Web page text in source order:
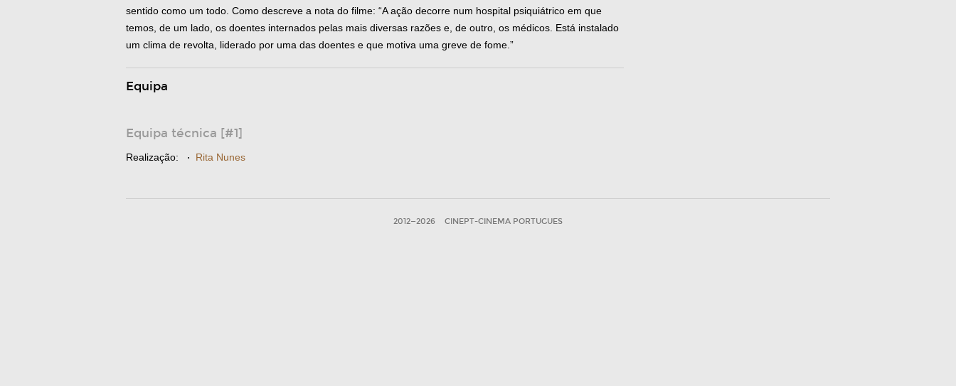
sentido como um todo. Como descreve a nota do filme: “A ação decorre num hospital psiquiátrico em que
temos, de um lado, os doentes internados pelas mais diversas razões e, de outro, os médicos. Está instalado
um clima de revolta, liderado por uma das doentes e que motiva uma greve de fome.”
Equipa
Equipa técnica [#1]
Realização: · Rita Nunes
2012—2026 CINEPT-CINEMA PORTUGUES